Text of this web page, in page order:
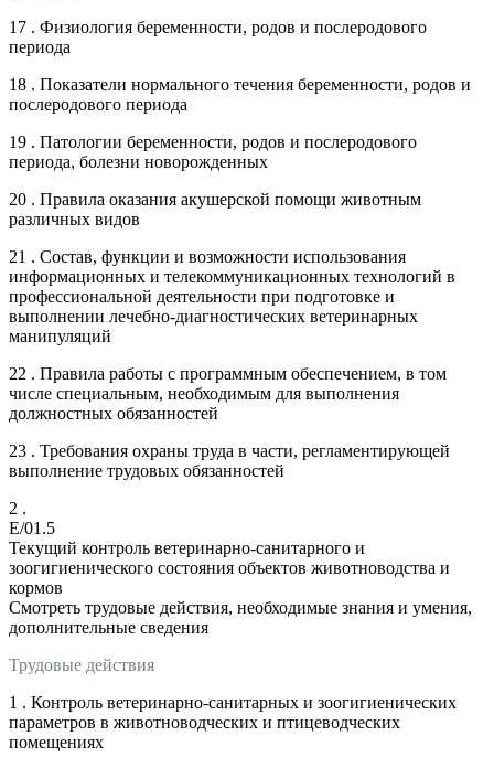
17 . Физиология беременности, родов и послеродового
периода
18 . Показатели нормального течения беременности, родов и
послеродового периода
19 . Патологии беременности, родов и послеродового
периода, болезни новорожденных
20 . Правила оказания акушерской помощи животным
различных видов
21 . Состав, функции и возможности использования
информационных и телекоммуникационных технологий в
профессиональной деятельности при подготовке и
выполнении лечебно-диагностических ветеринарных
манипуляций
22 . Правила работы с программным обеспечением, в том
числе специальным, необходимым для выполнения
должностных обязанностей
23 . Требования охраны труда в части, регламентирующей
выполнение трудовых обязанностей
2 .
E/01.5
Текущий контроль ветеринарно-санитарного и
зоогигиенического состояния объектов животноводства и
кормов
Смотреть трудовые действия, необходимые знания и умения,
дополнительные сведения
Трудовые действия
1 . Контроль ветеринарно-санитарных и зоогигиенических
параметров в животноводческих и птицеводческих
помещениях